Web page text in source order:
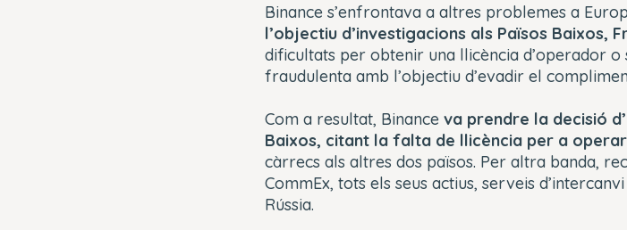
Binance s’enfrontava a altres problemes a
l’objectiu d’investigacions als Països Baixos,
dificultats per obtenir una llicència d’operador o
fraudulenta amb l’objectiu d’evadir el
Com a resultat, Binance va prendre la decisió
Baixos, citant la falta de llicència per a
càrrecs als altres dos països. Per altra banda,
CommEx, tots els seus actius, serveis
Rússia.